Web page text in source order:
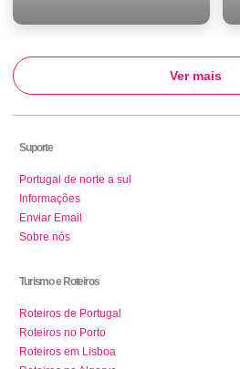
Ver mais
Suporte
Portugal de norte a sul
Informações
Enviar Email
Sobre nós
Turismo e Roteiros
Roteiros de Portugal
Roteiros no Porto
Roteiros em Lisboa